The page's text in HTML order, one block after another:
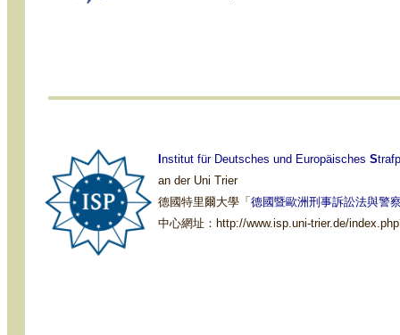
nstitut für Deutsches und Europäisches S
an der Uni Trier
德國特里爾大學「 德國暨歐洲刑事訴訟法與警
中心網址： http://www.isp.uni-trier.de/